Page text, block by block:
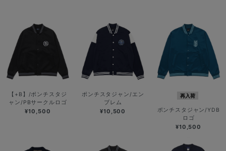
【+B】/ポンチスタジ
ャン/PBサークルロゴ
¥10,500
ポンチスタジャン/エン
ブレム
¥10,500
再入荷
ポンチスタジャン/YDB
ロゴ
¥10,500